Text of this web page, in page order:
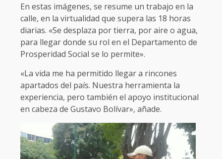
En estas imágenes, se resume un trabajo en la
calle, en la virtualidad que supera las 18 horas
diarias. «Se desplaza por tierra, por aire o agua,
para llegar donde su rol en el Departamento de
Prosperidad Social se lo permite».
«La vida me ha permitido llegar a rincones
apartados del país. Nuestra herramienta la
experiencia, pero también el apoyo institucional
en cabeza de Gustavo Bolívar», añade.